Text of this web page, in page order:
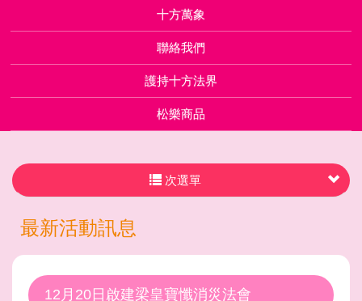
十方萬象
聯絡我們
護持十方法界
松樂商品
次選單
最新活動訊息
12月20日啟建梁皇寶懺消災法會